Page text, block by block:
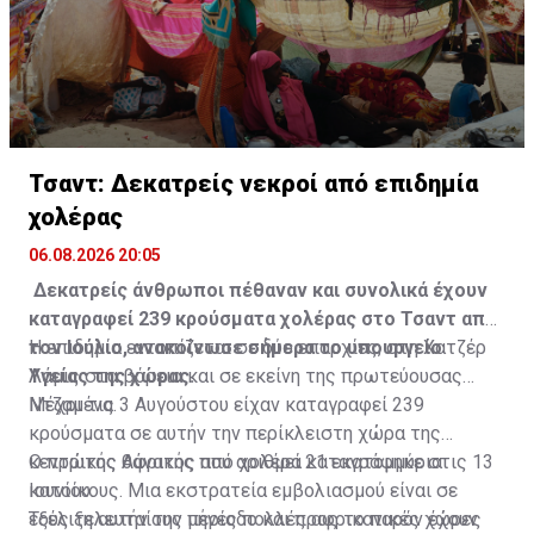
Τσαντ: Δεκατρείς νεκροί από επιδημία
χολέρας
06.08.2026 20:05
Δεκατρείς άνθρωποι πέθαναν και συνολικά έχουν
καταγραφεί 239 κρούσματα χολέρας στο Τσαντ από
τον Ιούλιο, ανακοίνωσε σήμερα το υπουργείο
Υγείας της χώρας.
Η επιδημία εντοπίζεται σε δύο επαρχίες, στη Χατζέρ
Λάμις στα βόρεια και σε εκείνη της πρωτεύουσας
Ντζαμένα.
Μέχρι τις 3 Αυγούστου είχαν καταγραφεί 239
κρούσματα σε αυτήν την περίκλειστη χώρα της
κεντρικής Αφρικής που αριθμεί 21 εκατομμύρια
κατοίκους. Μια εκστρατεία εμβολιασμού είναι σε
εξέλιξη αυτήν την περίοδο και προς το παρόν έχουν
Ο πρώτος θάνατος από χολέρα καταγράφηκε στις 13
Ιουνίου.
Τους τελευταίους μήνες πολλές αφρικανικές χώρες